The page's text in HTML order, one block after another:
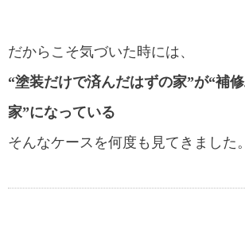
だからこそ気づいた時には、
“塗装だけで済んだはずの家”が“補
家”になっている
そんなケースを何度も見てきました。